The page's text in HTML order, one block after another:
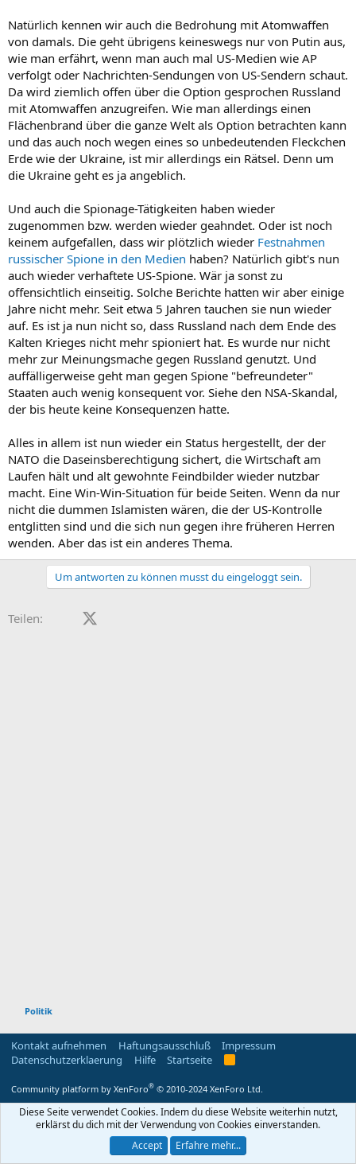
Natürlich kennen wir auch die Bedrohung mit Atomwaffen
von damals. Die geht übrigens keineswegs nur von Putin aus,
wie man erfährt, wenn man auch mal US-Medien wie AP
verfolgt oder Nachrichten-Sendungen von US-Sendern schaut.
Da wird ziemlich offen über die Option gesprochen Russland
mit Atomwaffen anzugreifen. Wie man allerdings einen
Flächenbrand über die ganze Welt als Option betrachten kann
und das auch noch wegen eines so unbedeutenden Fleckchen
Erde wie der Ukraine, ist mir allerdings ein Rätsel. Denn um
die Ukraine geht es ja angeblich.
Und auch die Spionage-Tätigkeiten haben wieder
zugenommen bzw. werden wieder geahndet. Oder ist noch
keinem aufgefallen, dass wir plötzlich wieder Festnahmen
russischer Spione in den Medien haben? Natürlich gibt's nun
auch wieder verhaftete US-Spione. Wär ja sonst zu
offensichtlich einseitig. Solche Berichte hatten wir aber einige
Jahre nicht mehr. Seit etwa 5 Jahren tauchen sie nun wieder
auf. Es ist ja nun nicht so, dass Russland nach dem Ende des
Kalten Krieges nicht mehr spioniert hat. Es wurde nur nicht
mehr zur Meinungsmache gegen Russland genutzt. Und
auffälligerweise geht man gegen Spione "befreundeter"
Staaten auch wenig konsequent vor. Siehe den NSA-Skandal,
der bis heute keine Konsequenzen hatte.
Alles in allem ist nun wieder ein Status hergestellt, der der
NATO die Daseinsberechtigung sichert, die Wirtschaft am
Laufen hält und alt gewohnte Feindbilder wieder nutzbar
macht. Eine Win-Win-Situation für beide Seiten. Wenn da nur
nicht die dummen Islamisten wären, die der US-Kontrolle
entglitten sind und die sich nun gegen ihre früheren Herren
wenden. Aber das ist ein anderes Thema.
Um antworten zu können musst du eingeloggt sein.
Teilen: Facebook
Politik
Kontakt aufnehmen Haftungsausschluß
Impressum
Datenschutzerklaerung
Hilfe Startseite
R
Community platform by XenForo® © 2010-2024 XenForo Ltd.
Diese Seite verwendet Cookies. Indem du diese Website weiterhin nutzt,
erklärst du dich mit der Verwendung von Cookies einverstanden.
Accept
Erfahre mehr...